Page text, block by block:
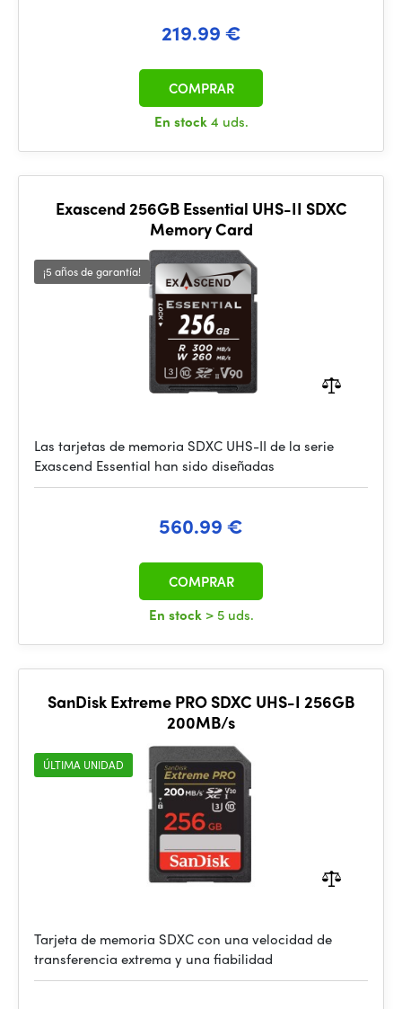
219.99 €
En stock4 uds.
COMPRAR
Exascend 256GB Essential UHS-II SDXC
Memory Card
¡5 años de garantía!
Las tarjetas de memoria SDXC UHS-II de la serie
Exascend Essential han sido diseñadas
560.99 €
En stock > 5 uds.
COMPRAR
SanDisk Extreme PRO SDXC UHS-I 256GB
200MB/s
ÚLTIMA UNIDAD
Tarjeta de memoria SDXC con una velocidad de
transferencia extrema y una fiabilidad